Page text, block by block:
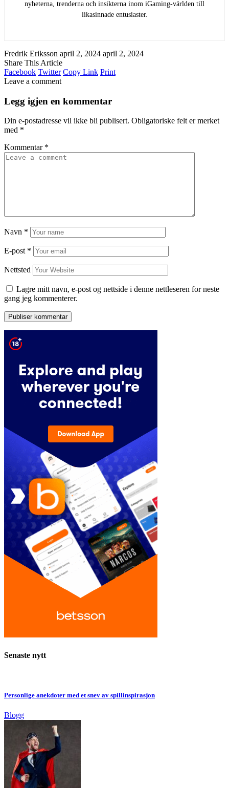
nyheterna, trenderna och insikterna inom iGaming-världen till
likasinnade entusiaster.
Fredrik Eriksson april 2, 2024 april 2, 2024
Share This Article
Facebook Twitter Copy Link Print
Leave a comment
Legg igjen en kommentar
Din e-postadresse vil ikke bli publisert. Obligatoriske felt er merket
med *
Kommentar *
Navn *
E-post *
Nettsted
Lagre mitt navn, e-post og nettside i denne nettleseren for neste
gang jeg kommenterer.
Senaste nytt
Personlige anekdoter med et snev av spillinspirasjon
Blogg